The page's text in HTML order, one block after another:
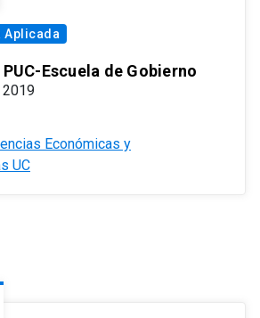
Aplicada
Escuela de Gobierno
2019
Económicas y
UC